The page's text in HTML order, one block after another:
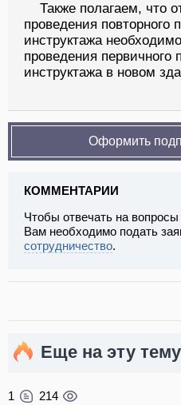
Также полагаем, что
проведения повторного
инструктажа
проведения первичного
инструктажа в новом
Оформить
КОММЕНТАРИИ
Чтобы отвечать на
Вам необходимо подать
сотрудничество.
Еще на эту тему
1 214